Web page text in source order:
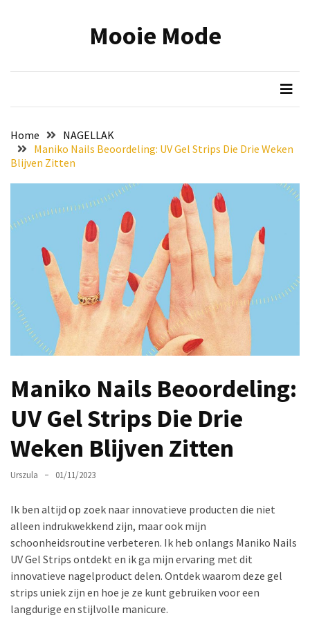
up
tools:
zo
beauty
routine
efficiënter
Reis
Make-
Tas
Haves:
Onmisbare
Schoonheidproducten
voor
Avontuur
Hoe
nagellak
kunt
beschermen
tegen
vervagen:
Mooie Mode
Home
NAGELLAK
Maniko Nails Beoordeling: UV Gel Strips Die Drie Weken
Blijven Zitten
Maniko Nails Beoordeling:
UV Gel Strips Die Drie
Weken Blijven Zitten
Urszula 01/11/2023
Ik ben altijd op zoek naar innovatieve producten die niet
alleen indrukwekkend zijn, maar ook mijn
schoonheidsroutine verbeteren. Ik heb onlangs Maniko Nails
UV Gel Strips ontdekt en ik ga mijn ervaring met dit
innovatieve nagelproduct delen. Ontdek waarom deze gel
strips uniek zijn en hoe je ze kunt gebruiken voor een
langdurige en stijlvolle manicure.